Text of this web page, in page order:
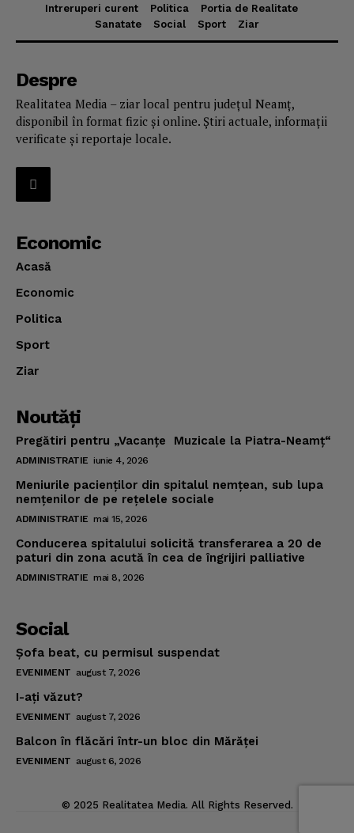
Intreruperi curent
Politica
Portia de Realitate
Sanatate
Social Sport Ziar
Despre
Realitatea Media – ziar local pentru județul Neamț,
disponibil în format fizic și online. Știri actuale, informații
verificate și reportaje locale.
Economic
Acasă
Economic
Politica
Sport
Ziar
Noutăţi
Pregătiri pentru „Vacanţe Muzicale la Piatra-Neamţ“
ADMINISTRATIE iunie 4, 2026
Meniurile pacienţilor din spitalul nemţean, sub lupa
nemţenilor de pe reţelele sociale
ADMINISTRATIE mai 15, 2026
Conducerea spitalului solicită transferarea a 20 de
paturi din zona acută în cea de îngrijiri palliative
ADMINISTRATIE mai 8, 2026
Social
Şofa beat, cu permisul suspendat
EVENIMENT august 7, 2026
I-aţi văzut?
EVENIMENT august 7, 2026
Balcon în flăcări într-un bloc din Mărăţei
EVENIMENT august 6, 2026
© 2025 Realitatea Media. All Rights Reserved.